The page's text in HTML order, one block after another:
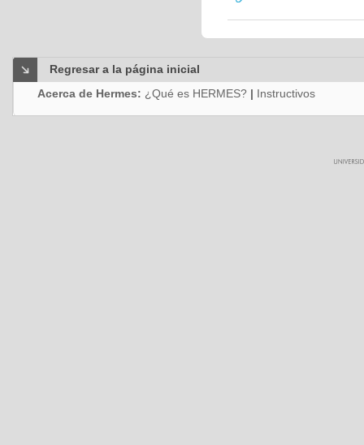
Regresar a la página inicial
Acerca de Hermes: ¿Qué es HERMES? | Instructivos